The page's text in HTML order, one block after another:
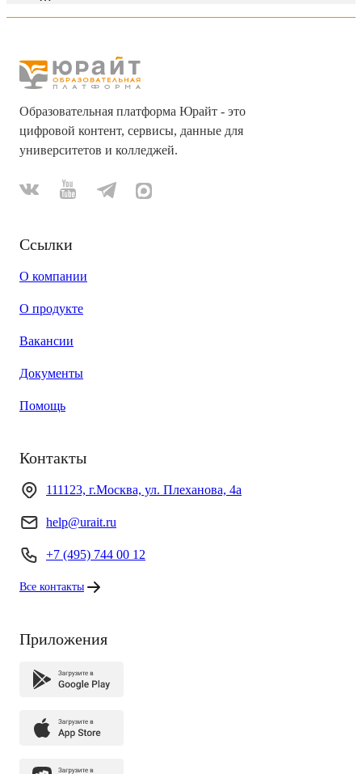
Образовательная платформа Юрайт - это
цифровой контент, сервисы, данные для
университетов и колледжей.
Ссылки
О компании
О продукте
Вакансии
Документы
Помощь
Контакты
111123, г.Москва, ул. Плеханова, 4а
help@urait.ru
+7 (495) 744 00 12
Все контакты
Приложения